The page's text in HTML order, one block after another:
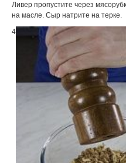
Ливер пропустите через
на масле. Сыр натрите на терке.
4